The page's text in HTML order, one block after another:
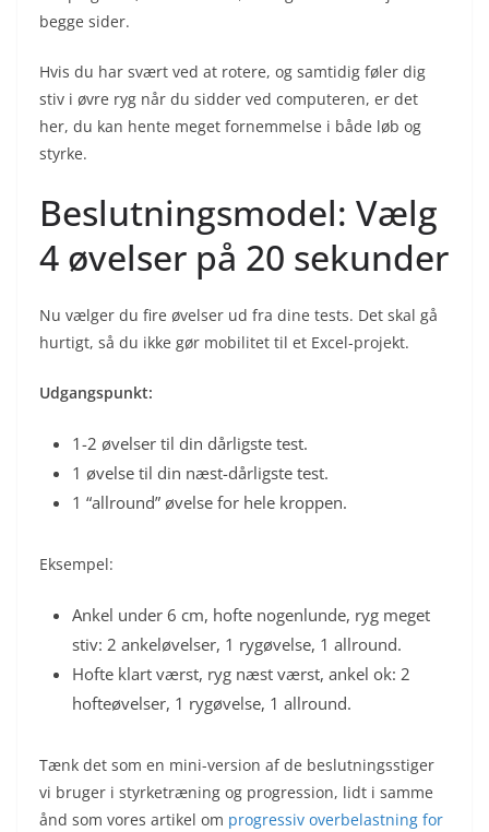
begge sider.
Hvis du har svært ved at rotere, og samtidig føler dig
stiv i øvre ryg når du sidder ved computeren, er det
her, du kan hente meget fornemmelse i både løb og
styrke.
Beslutningsmodel: Vælg
4 øvelser på 20 sekunder
Nu vælger du fire øvelser ud fra dine tests. Det skal gå
hurtigt, så du ikke gør mobilitet til et Excel-projekt.
Udgangspunkt:
1-2 øvelser til din dårligste test.
1 øvelse til din næst-dårligste test.
1 “allround” øvelse for hele kroppen.
Eksempel:
Ankel under 6 cm, hofte nogenlunde, ryg meget
stiv: 2 ankeløvelser, 1 rygøvelse, 1 allround.
Hofte klart værst, ryg næst værst, ankel ok: 2
hofteøvelser, 1 rygøvelse, 1 allround.
Tænk det som en mini-version af de beslutningsstiger
vi bruger i styrketræning og progression, lidt i samme
ånd som vores artikel om progressiv overbelastning for